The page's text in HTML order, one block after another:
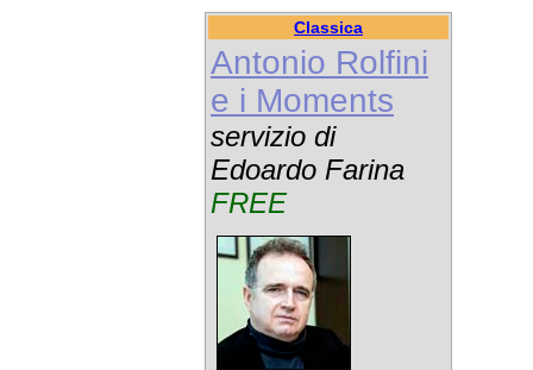
Classica
Antonio Rolfini
e i Moments
servizio di
Edoardo Farina
FREE